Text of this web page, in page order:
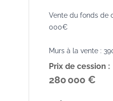
Vente du fonds de
000€
Murs à la vente :
Prix de cession :
280 000 €